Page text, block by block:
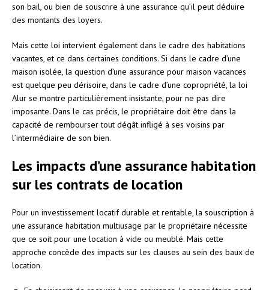
son bail, ou bien de souscrire à une assurance qu’il peut déduire
des montants des loyers.
Mais cette loi intervient également dans le cadre des habitations
vacantes, et ce dans certaines conditions. Si dans le cadre d’une
maison isolée, la question d’une assurance pour maison vacances
est quelque peu dérisoire, dans le cadre d’une copropriété, la loi
Alur se montre particulièrement insistante, pour ne pas dire
imposante. Dans le cas précis, le propriétaire doit être dans la
capacité de rembourser tout dégât infligé à ses voisins par
l’intermédiaire de son bien.
Les impacts d’une assurance habitation
sur les contrats de location
Pour un investissement locatif durable et rentable, la souscription à
une assurance habitation multiusage par le propriétaire nécessite
que ce soit pour une location à vide ou meublé. Mais cette
approche concède des impacts sur les clauses au sein des baux de
location.